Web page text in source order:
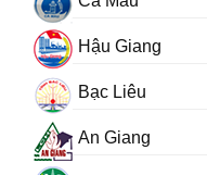
Hậu Giang
Bạc Liêu
An Giang